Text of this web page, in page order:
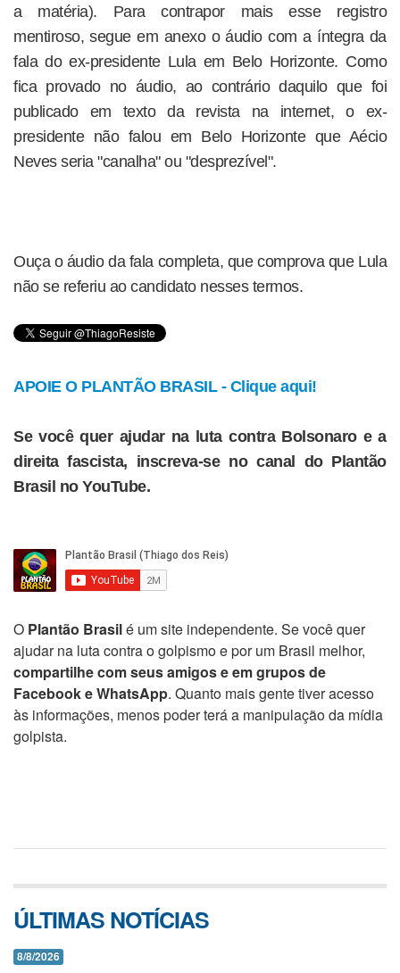
a matéria). Para contrapor mais esse registro
mentiroso, segue em anexo o áudio com a íntegra da
fala do ex-presidente Lula em Belo Horizonte. Como
fica provado no áudio, ao contrário daquilo que foi
publicado em texto da revista na internet, o ex-
presidente não falou em Belo Horizonte que Aécio
Neves seria "canalha" ou "desprezível".
Ouça o áudio da fala completa, que comprova que Lula
não se referiu ao candidato nesses termos.
APOIE O PLANTÃO BRASIL - Clique aqui!
Se você quer ajudar na luta contra Bolsonaro e a
direita fascista, inscreva-se no canal do Plantão
Brasil no YouTube.
O Plantão Brasilé um site independente. Se você quer
ajudar na luta contra o golpismo e por um Brasil melhor,
compartilhe com seus amigos e em grupos de
Facebook e WhatsApp. Quanto mais gente tiver acesso
às informações, menos poder terá a manipulação da mídia
golpista.
ÚLTIMAS NOTÍCIAS
8/8/2026